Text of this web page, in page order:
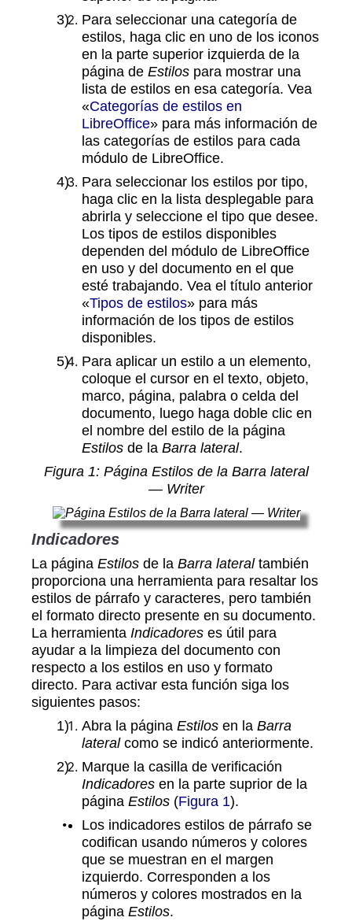
Para seleccionar una categoría de
estilos, haga clic en uno de los iconos
en la parte superior izquierda de la
página de Estilos para mostrar una
lista de estilos en esa categoría. Vea
«Categorías de estilos en
LibreOffice» para más información de
las categorías de estilos para cada
módulo de LibreOffice.
Para seleccionar los estilos por tipo,
haga clic en la lista desplegable para
abrirla y seleccione el tipo que desee.
Los tipos de estilos disponibles
dependen del módulo de LibreOffice
en uso y del documento en el que
esté trabajando. Vea el título anterior
«Tipos de estilos» para más
información de los tipos de estilos
disponibles.
Para aplicar un estilo a un elemento,
coloque el cursor en el texto, objeto,
marco, página, palabra o celda del
documento, luego haga doble clic en
el nombre del estilo de la página
Estilos de la Barra lateral.
Figura 1: Página Estilos de la Barra lateral
— Writer
Indicadores
La página Estilos de la Barra lateraltambién
proporciona una herramienta para resaltar los
estilos de párrafo y caracteres, pero también
el formato directo presente en su documento.
La herramienta Indicadores es útil para
ayudar a la limpieza del documento con
respecto a los estilos en uso y formato
directo. Para activar esta función siga los
siguientes pasos:
Abra la página Estilos en la Barra
lateralcomo se indicó anteriormente.
Marque la casilla de verificación
Indicadores en la parte suprior de la
página Estilos (Figura 1).
Los indicadores estilos de párrafo se
codifican usando números y colores
que se muestran en el margen
izquierdo. Corresponden a los
números y colores mostrados en la
páginaEstilos.